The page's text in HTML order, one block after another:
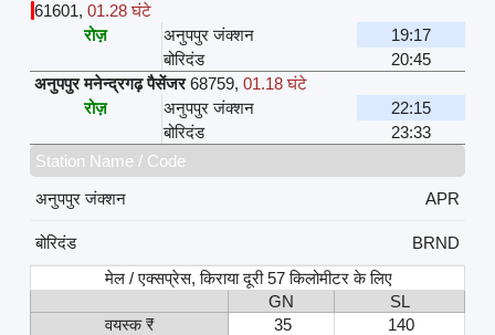
61601, 01.28 घंटे
रोज़
अनुपपुर जंक्शन
19:17
बोरिदंड
20:45
अनुपपुर मनेन्द्रगढ़ पैसेंजर 68759, 01.18 घंटे
रोज़
अनुपपुर जंक्शन
22:15
बोरिदंड
23:33
Station Name / Code
अनुपपुर जंक्शन
APR
बोरिदंड
BRND
मेल / एक्सप्रेस, किराया दूरी 57 किलोमीटर के लिए
GN
SL
वयस्क ₹
35
140